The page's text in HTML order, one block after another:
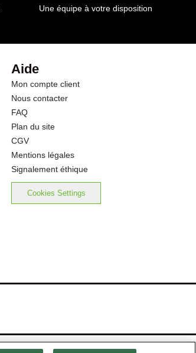
Une équipe à votre disposition
Aide
Mon compte client
Nous contacter
FAQ
Plan du site
CGV
Mentions légales
Signalement éthique
Cookies Settings